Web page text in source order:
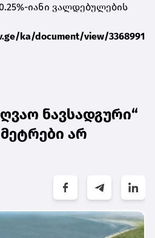
იანი ვალდებულების
ka/document/view/3368991
ნავსადგური“
არ